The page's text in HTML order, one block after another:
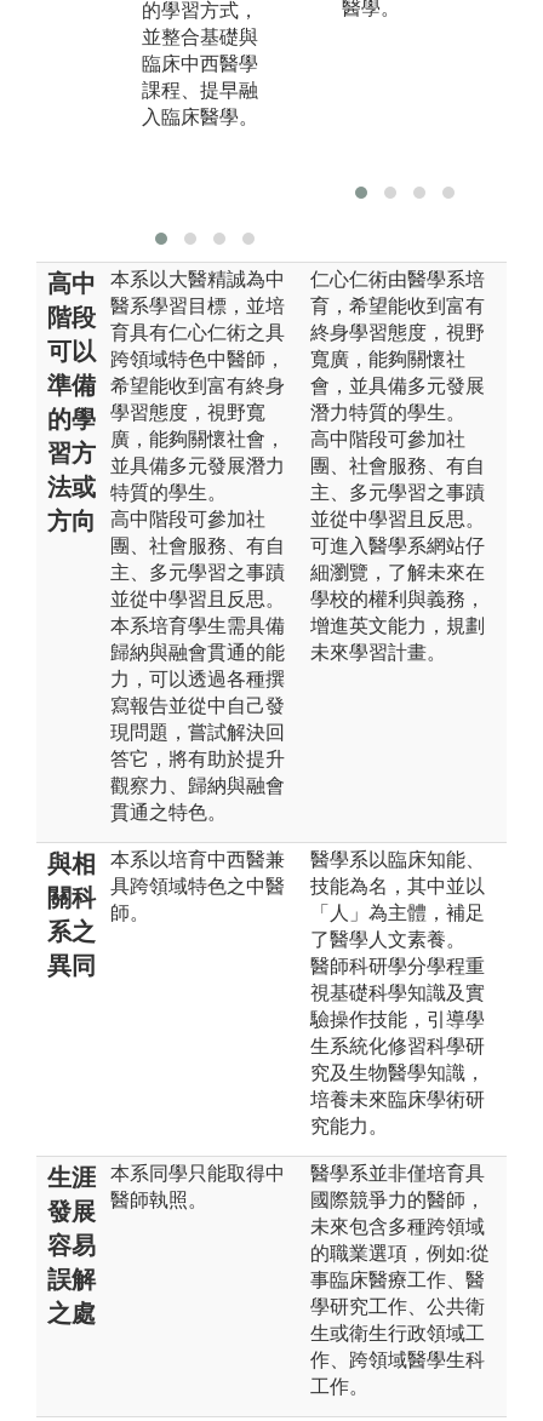
的學習方式，
並整合基礎與
臨床中西醫學
課程、提早融
入臨床醫學。
nd Society)，以
之基礎知識。
醫學。
高中
階段
可以
準備
的學
習方
法或
方向
本系以大醫精誠為中
醫系學習目標，並培
育具有仁心仁術之具
跨領域特色中醫師，
希望能收到富有終身
學習態度，視野寬
廣，能夠關懷社會，
並具備多元發展潛力
特質的學生。
高中階段可參加社
團、社會服務、有自
主、多元學習之事蹟
並從中學習且反思。
本系培育學生需具備
歸納與融會貫通的能
力，可以透過各種撰
寫報告並從中自己發
現問題，嘗試解決回
答它，將有助於提升
觀察力、歸納與融會
貫通之特色。
仁心仁術由醫學系培
育，希望能收到富有
終身學習態度，視野
寬廣，能夠關懷社
會，並具備多元發展
潛力特質的學生。
高中階段可參加社
團、社會服務、有自
主、多元學習之事蹟
並從中學習且反思。
可進入醫學系網站仔
細瀏覽，了解未來在
學校的權利與義務，
增進英文能力，規劃
未來學習計畫。
與相
關科
系之
異同
本系以培育中西醫兼
具跨領域特色之中醫
師。
醫學系以臨床知能、
技能為名，其中並以
「人」為主體，補足
了醫學人文素養。
醫師科研學分學程重
視基礎科學知識及實
驗操作技能，引導學
生系統化修習科學研
究及生物醫學知識，
培養未來臨床學術研
究能力。
生涯
發展
容易
誤解
之處
本系同學只能取得中
醫師執照。
醫學系並非僅培育具
國際競爭力的醫師，
未來包含多種跨領域
的職業選項，例如:從
事臨床醫療工作、醫
學研究工作、公共衛
生或衛生行政領域工
作、跨領域醫學生科
工作。